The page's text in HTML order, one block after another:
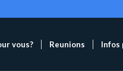
vous? Reunions Infos